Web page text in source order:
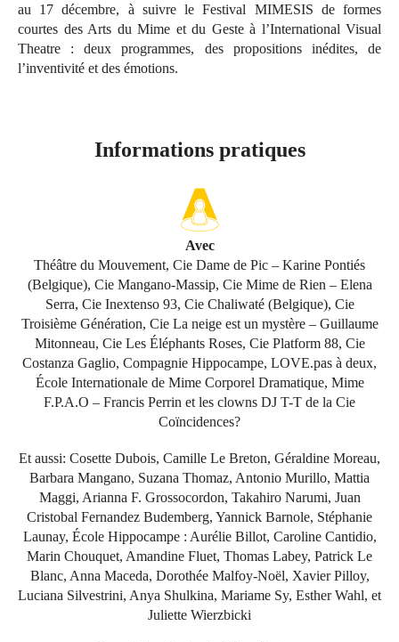
au 17 décembre, à suivre le Festival MIMESIS de formes
courtes des Arts du Mime et du Geste à l’International Visual
Theatre : deux programmes, des propositions inédites, de
l’inventivité et des émotions.
Informations pratiques
Avec
Théâtre du Mouvement, Cie Dame de Pic – Karine Pontiés
(Belgique), Cie Mangano-Massip, Cie Mime de Rien – Elena
Serra, Cie Inextenso 93, Cie Chaliwaté (Belgique), Cie
Troisième Génération, Cie La neige est un mystère – Guillaume
Mitonneau, Cie Les Éléphants Roses, Cie Platform 88, Cie
Costanza Gaglio, Compagnie Hippocampe, LOVE.pas à deux,
École Internationale de Mime Corporel Dramatique, Mime
F.P.A.O – Francis Perrin et les clowns DJ T-T de la Cie
Coïncidences?
Et aussi: Cosette Dubois, Camille Le Breton, Géraldine Moreau,
Barbara Mangano, Suzana Thomaz, Antonio Murillo, Mattia
Maggi, Arianna F. Grossocordon, Takahiro Narumi, Juan
Cristobal Fernandez Budemberg, Yannick Barnole, Stéphanie
Launay, École Hippocampe : Aurélie Billot, Caroline Cantidio,
Marin Chouquet, Amandine Fluet, Thomas Labey, Patrick Le
Blanc, Anna Maceda, Dorothée Malfoy-Noël, Xavier Pilloy,
Luciana Silvestrini, Anya Shulkina, Mariame Sy, Esther Wahl, et
Juliette Wierzbicki